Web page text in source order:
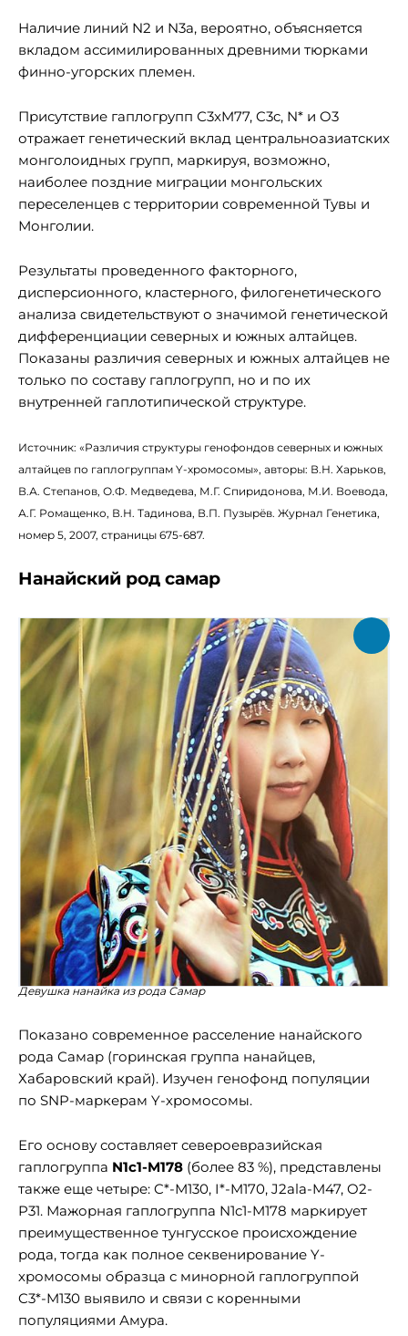
Наличие линий N2 и N3a, вероятно, объясняется
вкладом ассимилированных древними тюрками
финно-угорских племен.
Присутствие гаплогрупп С3xM77, C3c, N* и O3
отражает генетический вклад центральноазиатских
монголоидных групп, маркируя, возможно,
наиболее поздние миграции монгольских
переселенцев с территории современной Тувы и
Монголии.
Результаты проведенного факторного,
дисперсионного, кластерного, филогенетического
анализа свидетельствуют о значимой генетической
дифференциации северных и южных алтайцев.
Показаны различия северных и южных алтайцев не
только по составу гаплогрупп, но и по их
внутренней гаплотипической структуре.
Источник: «Различия структуры генофондов северных и южных
алтайцев по гаплогруппам Y-хромосомы», авторы: В.Н. Харьков,
В.А. Степанов, О.Ф. Медведева, М.Г. Спиридонова, М.И. Воевода,
А.Г. Ромащенко, В.Н. Тадинова, В.П. Пузырёв. Журнал Генетика,
номер 5, 2007, страницы 675-687.
Нанайский род самар
Девушка нанайка из рода Самар
Показано современное расселение нанайского
рода Самар (горинская группа нанайцев,
Хабаровский край). Изучен генофонд популяции
по SNP-маркерам Y-хромосомы.
Его основу составляет североевразийская
гаплогруппа N1c1-M178 (более 83 %), представлены
также еще четыре: C*-М130, I*-M170, J2ala-M47, O2-
P31. Мажорная гаплогруппа N1c1-M178 маркирует
преимущественное тунгусское происхождение
рода, тогда как полное секвенирование Y-
хромосомы образца с минорной гаплогруппой
C3*-M130 выявило и связи с коренными
популяциями Амура.